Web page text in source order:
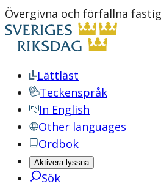
Övergivna och förfallna
Lättläst
Teckenspråk
In English
Other languages
Ordbok
Aktivera lyssna
Sök